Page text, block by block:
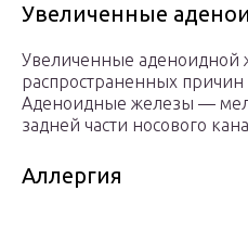
Увеличенные
Увеличенные аденоидной
распространенных причин
Аденоидные железы —
задней части носового
Аллергия